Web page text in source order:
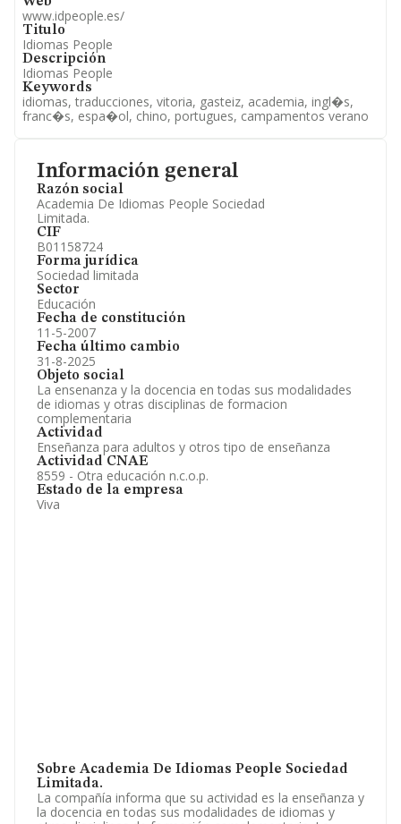
Información general
Razón social
Academia De Idiomas People Sociedad
Limitada.
CIF
B01158724
Forma jurídica
Sociedad limitada
Sector
Educación
Fecha de constitución
11-5-2007
Fecha último cambio
31-8-2025
Objeto social
La ensenanza y la docencia en todas sus modalidades
de idiomas y otras disciplinas de formacion
complementaria
Actividad
Enseñanza para adultos y otros tipo de enseñanza
Actividad CNAE
8559 - Otra educación n.c.o.p.
Estado de la empresa
Viva
Sobre Academia De Idiomas People Sociedad
Limitada.
La compañía informa que su actividad es la enseñanza y
la docencia en todas sus modalidades de idiomas y
www.idpeople.es/
Titulo
Idiomas People
Descripción
Idiomas People
Keywords
idiomas, traducciones, vitoria, gasteiz, academia, ingl�s,
franc�s, espa�ol, chino, portugues, campamentos verano